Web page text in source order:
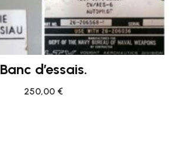
Banc d’essais.
250,00 €